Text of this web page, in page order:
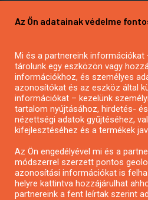
Mezőgazdasági pályázatírás
Pályázatírás civil
Pályázatírás
Pályázatfigyelés
Specifikus pályázatfigyelés
Pályázatok
Az Ön adatainak védelme
Mi és a partnereink információkat
tárolunk egy eszközön vagy
információkhoz, és személyes
azonosítókat és az eszköz által
információkat – kezelünk
tartalom nyújtásához, hirdetés-
nézettségi adatok gyűjtéséhez,
kifejlesztéséhez és a termékek
Az Ön engedélyével mi és a
módszerrel szerzett pontos
azonosítási információkat is
helyre kattintva hozzájárulhat
partnereink a fent leírtak szerint